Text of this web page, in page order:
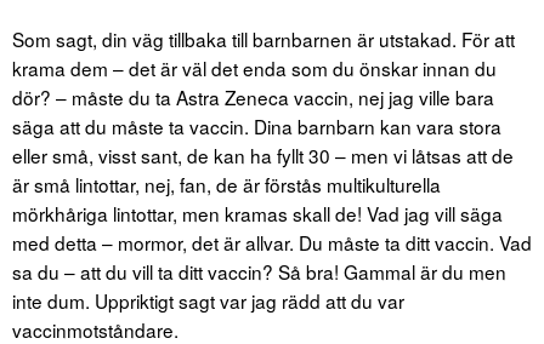
Som sagt, din väg tillbaka till barnbarnen är utstakad. För att
krama dem – det är väl det enda som du önskar innan du
dör? – måste du ta Astra Zeneca vaccin, nej jag ville bara
säga att du måste ta vaccin. Dina barnbarn kan vara stora
eller små, visst sant, de kan ha fyllt 30 – men vi låtsas att de
är små lintottar, nej, fan, de är förstås multikulturella
mörkhåriga lintottar, men kramas skall de! Vad jag vill säga
med detta – mormor, det är allvar. Du måste ta ditt vaccin. Vad
sa du – att du vill ta ditt vaccin? Så bra! Gammal är du men
inte dum. Uppriktigt sagt var jag rädd att du var
vaccinmotståndare.